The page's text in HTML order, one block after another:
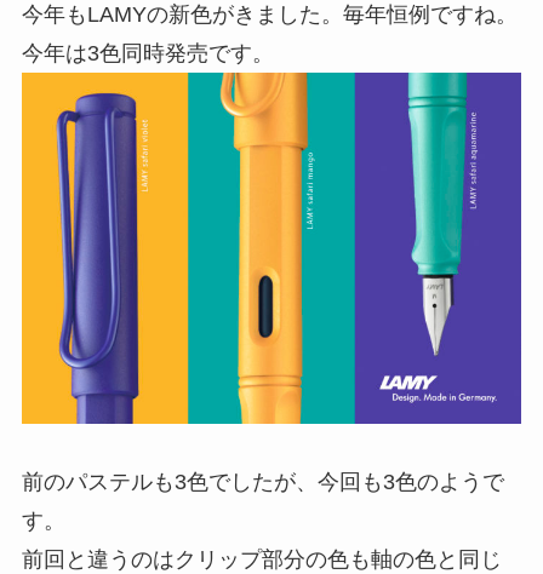
今年もLAMYの新色がきました。毎年恒例ですね。
今年は3色同時発売です。
前のパステルも3色でしたが、今回も3色のようで
す。
前回と違うのはクリップ部分の色も軸の色と同じ